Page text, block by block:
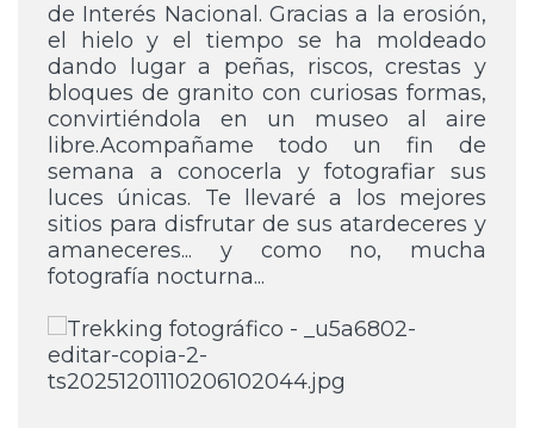
de Interés Nacional. Gracias a la erosión,
el hielo y el tiempo se ha moldeado
dando lugar a peñas, riscos, crestas y
bloques de granito con curiosas formas,
convirtiéndola en un museo al aire
libre.Acompañame todo un fin de
semana a conocerla y fotografiar sus
luces únicas. Te llevaré a los mejores
sitios para disfrutar de sus atardeceres y
amaneceres... y como no, mucha
fotografía nocturna...